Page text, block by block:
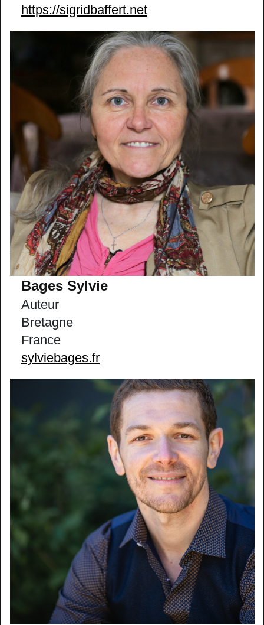
https://sigridbaffert.net
Bages Sylvie
Auteur
Bretagne
France
sylviebages.fr